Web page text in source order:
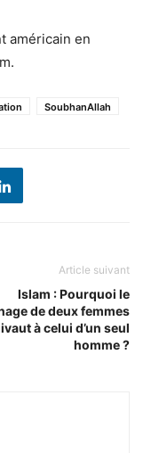
américain en
SoubhanAllah
Article suivant
Islam : Pourquoi le
de deux femmes
à celui d’un seul
homme ?